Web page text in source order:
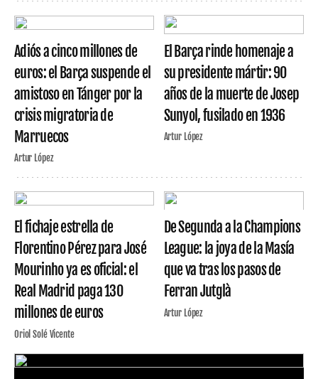
Adiós a cinco millones de
euros: el Barça suspende el
amistoso en Tánger por la
crisis migratoria de
Marruecos
Artur López
El Barça rinde homenaje a
su presidente mártir: 90
años de la muerte de Josep
Sunyol, fusilado en 1936
Artur López
El fichaje estrella de
Florentino Pérez para José
Mourinho ya es oficial: el
Real Madrid paga 130
millones de euros
Oriol Solé Vicente
De Segunda a la Champions
League: la joya de la Masía
que va tras los pasos de
Ferran Jutglà
Artur López